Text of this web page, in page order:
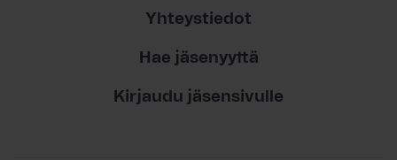
Yhteystiedot
Hae jäsenyyttä
Kirjaudu jäsensivulle